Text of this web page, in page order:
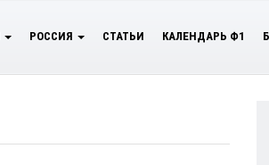
РОССИЯ СТАТЬИ КАЛЕНДАРЬ Ф1